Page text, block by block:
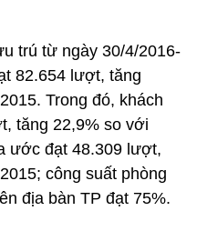
trú từ ngày 30/4/2016-
82.654 lượt, tăng
Trong đó, khách
tăng 22,9% so với
ước đạt 48.309 lượt,
công suất phòng
địa bàn TP đạt 75%.